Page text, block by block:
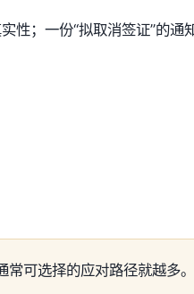
性；一份“拟取消签证”的通
可选择的应对路径就越多。